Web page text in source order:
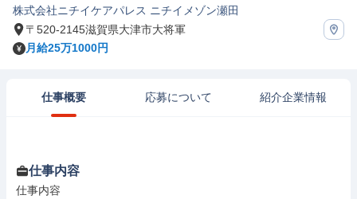
株式会社ニチイケアパレス ニチイメゾン瀬田
〒520-2145滋賀県大津市大将軍
月給25万1000円
仕事概要 応募について 紹介企業情報
仕事内容
仕事内容